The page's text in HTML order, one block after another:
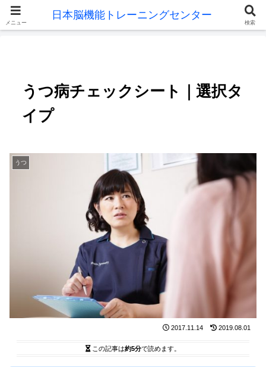
うつ病チェックシート｜選択タ
イプ
うつ
2017.11.14 2019.08.01
この記事は約5分で読めます。
メニュー 検索